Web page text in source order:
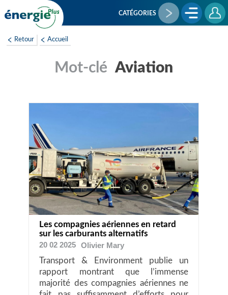
au
CATÉGORIES
Retour Accueil
Aviation
Les compagnies aériennes en retard
sur les carburants alternatifs
20 02 2025
Olivier Mary
Transport & Environment publie un
rapport montrant que l’immense
majorité des compagnies aériennes ne